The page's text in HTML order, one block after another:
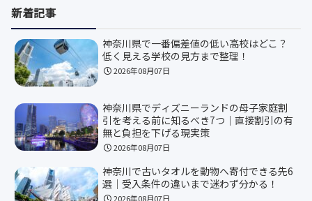
新着記事
神奈川県で一番偏差値の低い高校はどこ？
低く見える学校の見方まで整理！
2026年08月07日
神奈川県でディズニーランドの母子家庭割
引を考える前に知るべき7つ｜直接割引の有
無と負担を下げる現実策
2026年08月07日
神奈川で古いタオルを動物へ寄付できる先6
選｜受入条件の違いまで迷わず分かる！
2026年08月07日